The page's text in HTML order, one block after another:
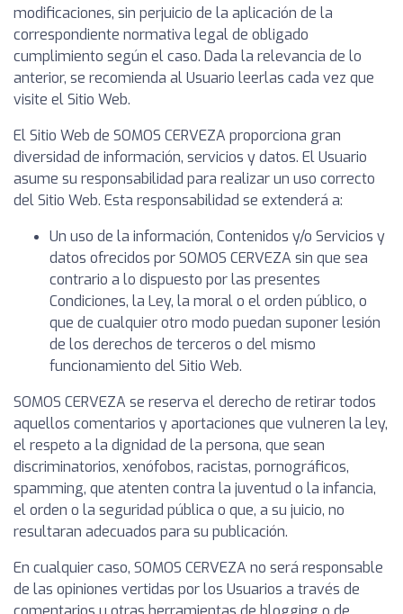
modificaciones, sin perjuicio de la aplicación de la
correspondiente normativa legal de obligado
cumplimiento según el caso. Dada la relevancia de lo
anterior, se recomienda al Usuario leerlas cada vez que
visite el Sitio Web.
El Sitio Web de SOMOS CERVEZA proporciona gran
diversidad de información, servicios y datos. El Usuario
asume su responsabilidad para realizar un uso correcto
del Sitio Web. Esta responsabilidad se extenderá a:
Un uso de la información, Contenidos y/o Servicios y
datos ofrecidos por SOMOS CERVEZA sin que sea
contrario a lo dispuesto por las presentes
Condiciones, la Ley, la moral o el orden público, o
que de cualquier otro modo puedan suponer lesión
de los derechos de terceros o del mismo
funcionamiento del Sitio Web.
SOMOS CERVEZA se reserva el derecho de retirar todos
aquellos comentarios y aportaciones que vulneren la ley,
el respeto a la dignidad de la persona, que sean
discriminatorios, xenófobos, racistas, pornográficos,
spamming, que atenten contra la juventud o la infancia,
el orden o la seguridad pública o que, a su juicio, no
resultaran adecuados para su publicación.
En cualquier caso, SOMOS CERVEZA no será responsable
de las opiniones vertidas por los Usuarios a través de